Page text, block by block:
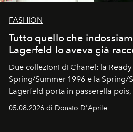
FASHION
Tutto quello che
Lagerfeld lo aveva già
Due collezioni di Chanel: la
Spring/Summer 1996 e la Spring/
Lagerfeld porta in passerella
logomania pensata per la spiaggia
Kate, Claudia e Carla una dietro
05.08.2026 di Donato D'Aprile